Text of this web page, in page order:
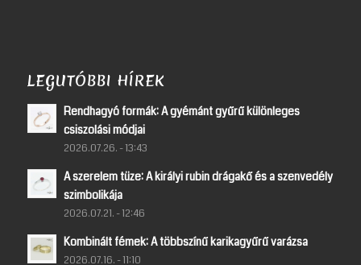
LEGUTÓBBI HÍREK
Rendhagyó formák: A gyémánt gyűrű különleges
csiszolási módjai
2026.07.26. - 13:43
A szerelem tüze: A királyi rubin drágakő és a szenvedély
szimbolikája
2026.07.21. - 12:46
Kombinált fémek: A többszínű karikagyűrű varázsa
2026.07.16. - 11:10